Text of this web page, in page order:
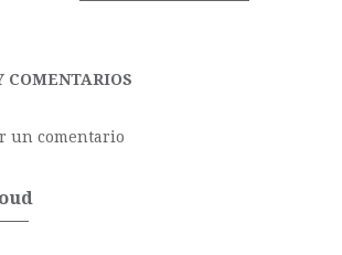
COMENTARIOS
un comentario